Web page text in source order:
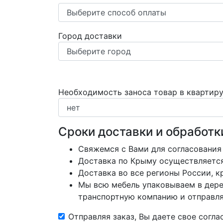
Город доставки
Необходимость заноса товар в квартиру
Сроки доставки и
Свяжемся с Вами для
Доставка по Крыму
Доставка во все регионы России,
Мы всю мебель упаковываем в
транспортную компанию и
Отправляя заказ, Вы даете свое